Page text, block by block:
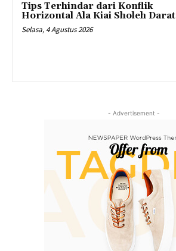
Tips Terhindar dari Konflik
Horizontal Ala Kiai Sholeh Darat
Selasa, 4 Agustus 2026
- Advertisement -